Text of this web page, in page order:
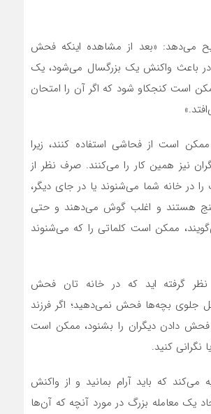
می‌دهد: «بعد از مشاهده اینکه فحش
باعث واکنش یک بزرگسال می‌شود، یک
است کنجکاو شود که اگر آن را امتحان
است از فحاشی استفاده کنند، زیرا
نیز همین کار را می‌کنند. صرف نظر از
را در خانه شما می‌شنوند یا در جای دیگر،
هستند و اغلب گوش می‌دهند و حتی
ممکن است کلماتی را که می‌شنوند
نظر گرفته اید که در خانه تان فحش
جلوی بچه‌ها فحش نمی‌دهید؛ اگر فرزند
فحش دادن دیگران را بشنود، ممکن است
کنید.
می‌کند که باید آرام بمانید و از واکنش
یک معامله بزرگ در مورد آنچه که آن‌ها